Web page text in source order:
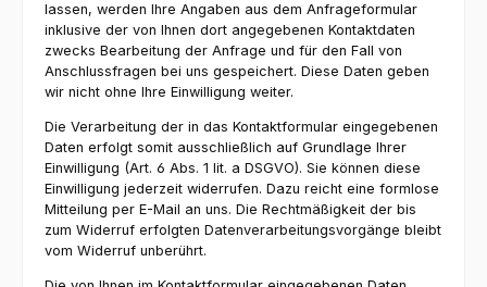
lassen, werden Ihre Angaben aus dem Anfrageformular
inklusive der von Ihnen dort angegebenen Kontaktdaten
zwecks Bearbeitung der Anfrage und für den Fall von
Anschlussfragen bei uns gespeichert. Diese Daten geben
wir nicht ohne Ihre Einwilligung weiter.
Die Verarbeitung der in das Kontaktformular eingegebenen
Daten erfolgt somit ausschließlich auf Grundlage Ihrer
Einwilligung (Art. 6 Abs. 1 lit. a DSGVO). Sie können diese
Einwilligung jederzeit widerrufen. Dazu reicht eine formlose
Mitteilung per E-Mail an uns. Die Rechtmäßigkeit der bis
zum Widerruf erfolgten Datenverarbeitungsvorgänge bleibt
vom Widerruf unberührt.